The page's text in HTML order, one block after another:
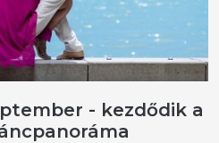
- kezdődik a